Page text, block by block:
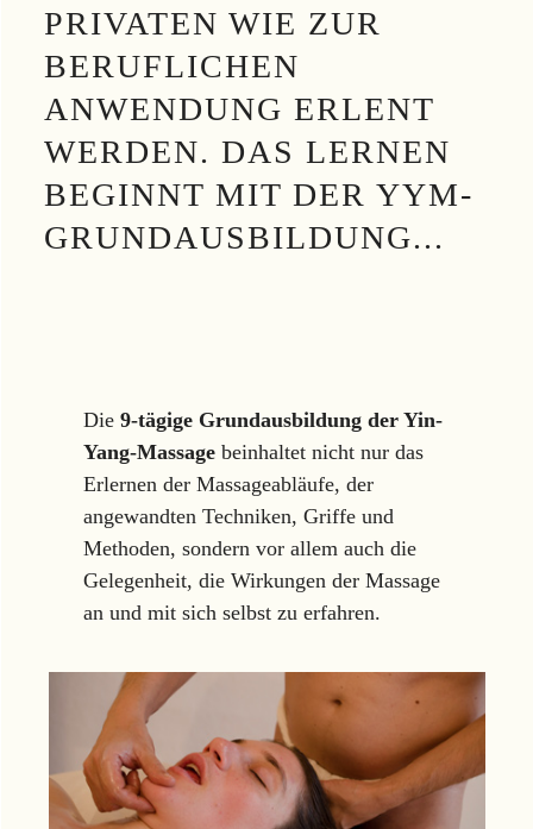
PRIVATEN WIE ZUR
BERUFLICHEN
ANWENDUNG ERLENT
WERDEN. DAS LERNEN
BEGINNT MIT DER YYM-
GRUNDAUSBILDUNG...
Die 9-tägige Grundausbildung der Yin-
Yang-Massage beinhaltet nicht nur das
Erlernen der Massageabläufe, der
angewandten Techniken, Griffe und
Methoden, sondern vor allem auch die
Gelegenheit, die Wirkungen der Massage
an und mit sich selbst zu erfahren.